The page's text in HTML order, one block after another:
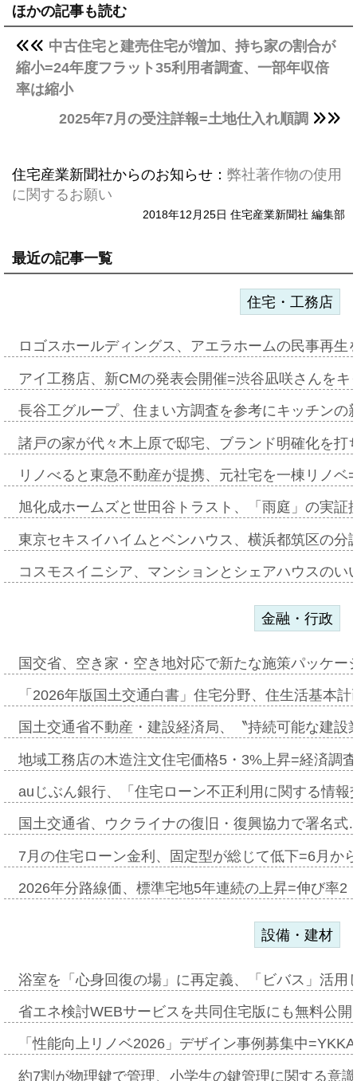
ほかの記事も読む
中古住宅と建売住宅が増加、持ち家の割合が
縮小=24年度フラット35利用者調査、一部年収倍
率は縮小
2025年7月の受注詳報=土地仕入れ順調
住宅産業新聞社からのお知らせ： 弊社著作物の使用
に関するお願い
2018年12月25日 住宅産業新聞社 編集部
最近の記事一覧
住宅・工務店
ロゴスホールディングス、アエラホームの民事再
アイ工務店、新CMの発表会開催=渋谷凪咲さんを
長谷工グループ、住まい方調査を参考にキッチン
諸戸の家が代々木上原で邸宅、ブランド明確化を
リノべると東急不動産が提携、元社宅を一棟リノ
旭化成ホームズと世田谷トラスト、「雨庭」の実
東京セキスイハイムとベンハウス、横浜都筑区の
コスモスイニシア、マンションとシェアハウスの
金融・行政
国交省、空き家・空き地対応で新たな施策パッケ
「2026年版国土交通白書」住宅分野、住生活基本
国土交通省不動産・建設経済局、〝持続可能な建
地域工務店の木造注文住宅価格5・3%上昇=経済調
auじぶん銀行、「住宅ローン不正利用に関する情
国土交通省、ウクライナの復旧・復興協力で署名
7月の住宅ローン金利、固定型が総じて低下=6月か
2026年分路線価、標準宅地5年連続の上昇=伸び率
設備・建材
浴室を「心身回復の場」に再定義、「ビバス」活
省エネ検討WEBサービスを共同住宅版にも無料公
「性能向上リノベ2026」デザイン事例募集中
約7割が物理鍵で管理、小学生の鍵管理に関する意